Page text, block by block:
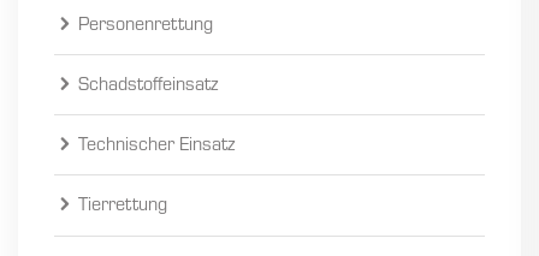
Personenrettung
Schadstoffeinsatz
Technischer Einsatz
Tierrettung